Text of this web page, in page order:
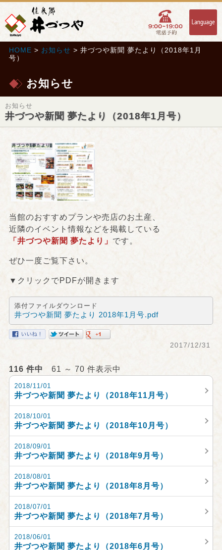
HOME > お知らせ > 井づつや新聞 夢たより（2018年1月
号）
お知らせ
お知らせ
井づつや新聞 夢たより（2018年1月号）
当館のおすすめプランや売店のお土産、
近隣のイベント情報などを掲載している
「井づつや新聞 夢たより」 です。
ぜひ一度ご覧下さい。
▼クリックでPDFが開きます
添付ファイルダウンロード
井づつや新聞 夢たより 2018年1月号.pdf
2017/12/31
116 件中 61 ～ 70 件表示中
2018/11/01
井づつや新聞 夢たより（2018年11月号）
2018/10/01
井づつや新聞 夢たより（2018年10月号）
2018/09/01
井づつや新聞 夢たより（2018年9月号）
2018/08/01
井づつや新聞 夢たより（2018年8月号）
2018/07/01
井づつや新聞 夢たより（2018年7月号）
2018/06/01
井づつや新聞 夢たより（2018年6月号）